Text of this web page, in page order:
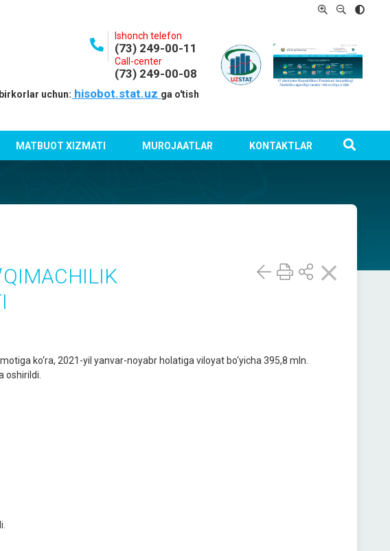
Ishonch telefon
(73) 249-00-11
Call-center
(73) 249-00-08
uchun: hisobot.stat.uz ga o'tish
MATBUOT XIZMATI MUROJAATLAR KONTAKTLAR
ko‘ra, 2021-yil yanvar-noyabr holatiga viloyat bo‘yicha 395,8 mln.
oshirildi.